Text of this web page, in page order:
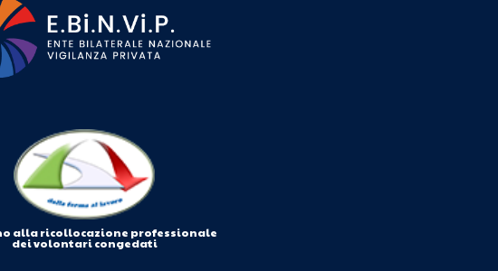
alla ricollocazione professionale
dei volontari congedati